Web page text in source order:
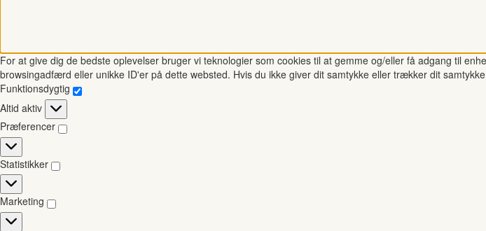
For at give dig de bedste oplevelser bruger vi teknologier som cookies til at gemme og/eller få adgang til
browsingadfærd eller unikke ID'er på dette websted. Hvis du ikke giver dit samtykke eller trækker dit
Funktionsdygtig
Funktionsdygtig
Altid aktiv
Præferencer
Præferencer
Statistikker
Statistikker
Marketing
Marketing